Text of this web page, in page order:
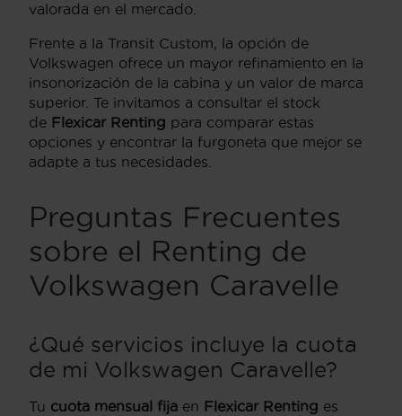
valorada en el mercado.
Frente a la Transit Custom, la opción de
Volkswagen ofrece un mayor refinamiento en la
insonorización de la cabina y un valor de marca
superior. Te invitamos a consultar el stock
de Flexicar Renting para comparar estas
opciones y encontrar la furgoneta que mejor se
adapte a tus necesidades.
Preguntas Frecuentes
sobre el Renting de
Volkswagen Caravelle
¿Qué servicios incluye la cuota
de mi Volkswagen Caravelle?
Tu cuota mensual fija en Flexicar Renting es